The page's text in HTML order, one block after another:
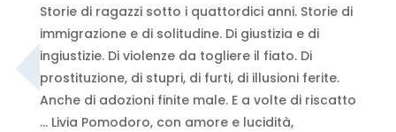
Storie di ragazzi sotto i quattordici anni. Storie di
immigrazione e di solitudine. Di giustizia e di
ingiustizie. Di violenze da togliere il fiato. Di
prostituzione, di stupri, di furti, di illusioni ferite.
Anche di adozioni finite male. E a volte di riscatto
… Livia Pomodoro, con amore e lucidità,